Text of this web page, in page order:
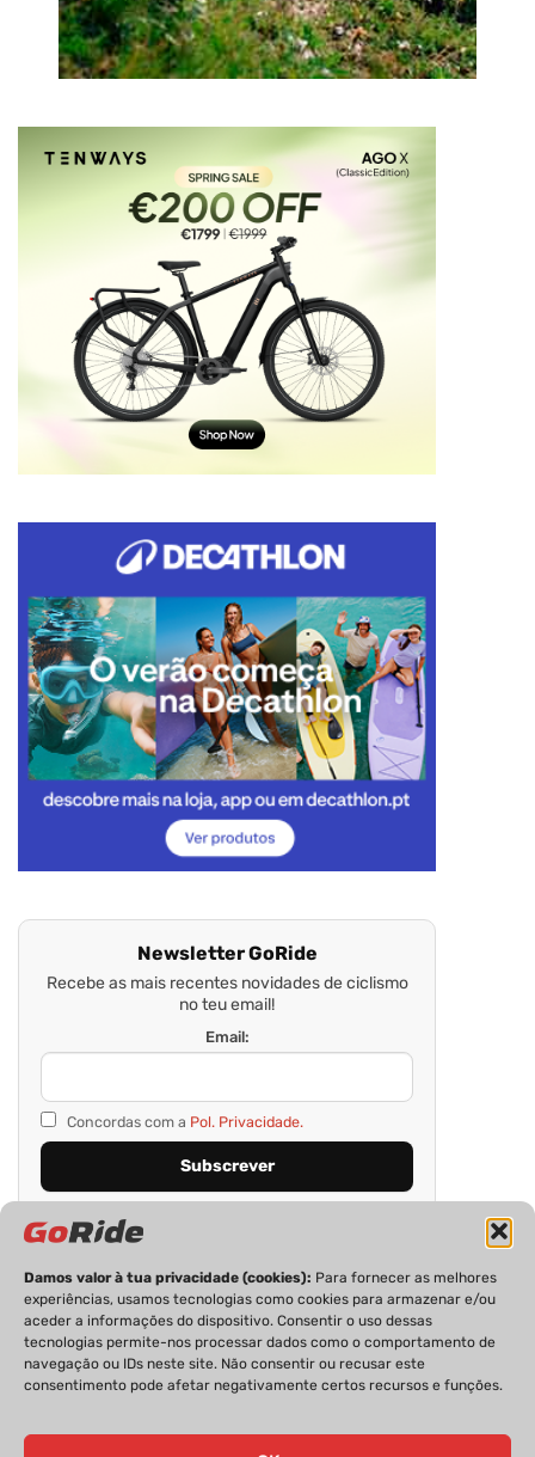
Damos valor à tua privacidade (cookies): Para fornecer as melhores
experiências, usamos tecnologias como cookies para armazenar e/ou
aceder a informações do dispositivo. Consentir o uso dessas
tecnologias permite-nos processar dados como o comportamento de
navegação ou IDs neste site. Não consentir ou recusar este
consentimento pode afetar negativamente certos recursos e funções.
Newsletter GoRide
Recebe as mais recentes novidades de ciclismo
no teu email!
Email:
Concordas com a Pol. Privacidade.
PRIVACIDADE FICHA TÉCNICA
ESTATUTO EDITORIAL